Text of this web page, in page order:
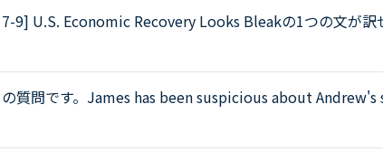
9] U.S. Economic Recovery Looks Bleakの1つの文が訳
しいです。Economists are downgrading their
rec...
質問です。James has been suspicious about Andrew's
I don't know why you are still going to that farm.